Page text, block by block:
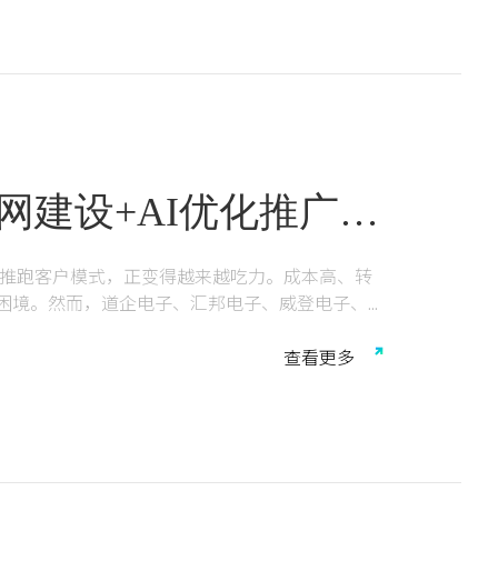
建设+AI优化推广，
邦电子等多家电子
跑客户模式，正变得越来越吃力。成本高、转
。然而，道企电子、汇邦电子、威登电子、
AI关键词优化推广”的组合打法，线上精准询盘
查看更多